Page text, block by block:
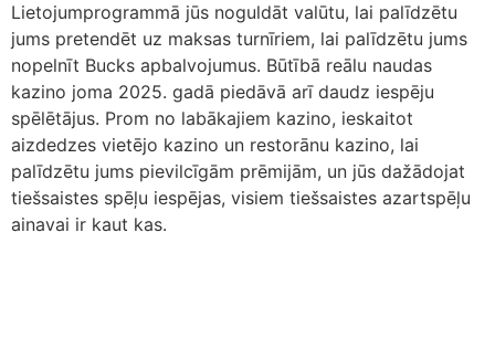
Lietojumprogrammā jūs noguldāt valūtu, lai palīdzētu
jums pretendēt uz maksas turnīriem, lai palīdzētu jums
nopelnīt Bucks apbalvojumus. Būtībā reālu naudas
kazino joma 2025. gadā piedāvā arī daudz iespēju
spēlētājus. Prom no labākajiem kazino, ieskaitot
aizdedzes vietējo kazino un restorānu kazino, lai
palīdzētu jums pievilcīgām prēmijām, un jūs dažādojat
tiešsaistes spēļu iespējas, visiem tiešsaistes azartspēļu
ainavai ir kaut kas.